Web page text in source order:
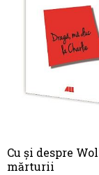
Cu și despre
mărturii